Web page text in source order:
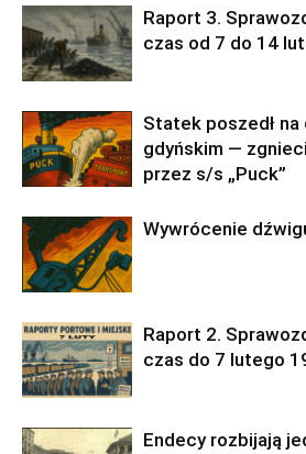
Raport 3.
czas od 7 do 14
Statek poszedł
gdyńskim —
przez s/s „Puck”
Wywrócenie
Raport 2.
czas do 7 lutego
Endecy rozbijają